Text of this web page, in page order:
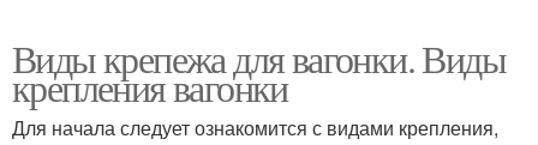
Виды крепежа для вагонки. Виды
крепления вагонки
Для начала следует ознакомится с видами крепления,